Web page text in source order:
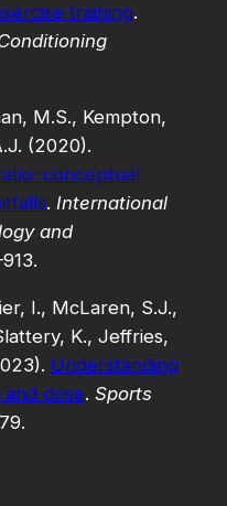
training.
M.S., Kempton,
(2020).
conceptual
. International
and
I., McLaren, S.J.,
K., Jeffries,
Understanding
dose. Sports